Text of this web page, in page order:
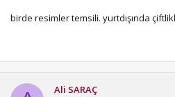
birde resimler temsili. yurtdışında
Ali SARAÇ